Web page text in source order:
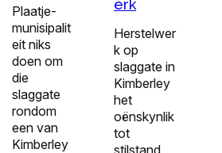
Plaatje-
munisipalit
eit niks
doen om
die
slaggate
rondom
een van
Kimberley
erk
Herstelwer
k op
slaggate in
Kimberley
het
oënskynlik
tot
stilstand